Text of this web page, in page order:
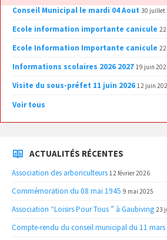
Conseil Municipal le mardi 04 Aout 30 juillet
Ecole information importante canicule
Ecole Information Importante canicule
Informations scolaires 2026 2027 19 juin
Visite du sous-préfet 11 juin 2026 12 juin
Voir tous
ACTUALITÉS RÉCENTES
Association des arboriculteurs 12 février 2026
Commémoration du 08 mai 1945 9 mai 2025
Association “Loisirs Pour Tous ” à Gaubiving 23
Compte-rendu du conseil municipal du 11